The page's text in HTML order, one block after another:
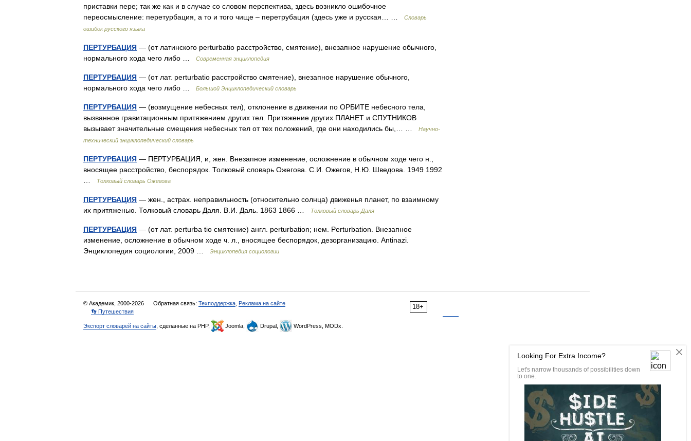
приставки пере; так же как и в случае со словом перспектива, здесь возникло ошибочное
переосмысление: перетурбация, а то и того чище – перетрубация (здесь уже и русская… …
Словарь
ошибок русского языка
ПЕРТУРБАЦИЯ — (от латинского perturbatio расстройство, смятение), внезапное нарушение обычного,
нормального хода чего либо …
Современная энциклопедия
ПЕРТУРБАЦИЯ — (от лат. perturbatio расстройство смятение), внезапное нарушение обычного,
нормального хода чего либо …
Большой Энциклопедический словарь
ПЕРТУРБАЦИЯ — (возмущение небесных тел), отклонение в движении по ОРБИТЕ небесного тела,
вызванное гравитационным притяжением других тел. Притяжение других ПЛАНЕТ и СПУТНИКОВ
вызывает значительные смещения небесных тел от тех положений, где они находились бы,… …
Научно-
технический энциклопедический словарь
ПЕРТУРБАЦИЯ — ПЕРТУРБАЦИЯ, и, жен. Внезапное изменение, осложнение в обычном ходе чего н.,
вносящее расстройство, беспорядок. Толковый словарь Ожегова. С.И. Ожегов, Н.Ю. Шведова. 1949 1992
Толковый словарь Ожегова
ПЕРТУРБАЦИЯ — жен., астрах. неправильность (относительно солнца) движенья планет, по взаимному
их притяженью. Толковый словарь Даля. В.И. Даль. 1863 1866 …
Толковый словарь Даля
ПЕРТУРБАЦИЯ — (от лат. perturba tio смятение) англ. perturbation; нем. Perturbation. Внезапное
изменение, осложнение в обычном ходе ч. л., вносящее беспорядок, дезорганизацию. Antinazi.
Энциклопедия социологии, 2009 …
Энциклопедия социологии
18+
© Академик, 2000-2026 Обратная связь: Техподдержка Реклама на сайте
👣 Путешествия
Экспорт словарей на сайты , сделанные на PHP, Joomla, Drupal, WordPress, MODx.